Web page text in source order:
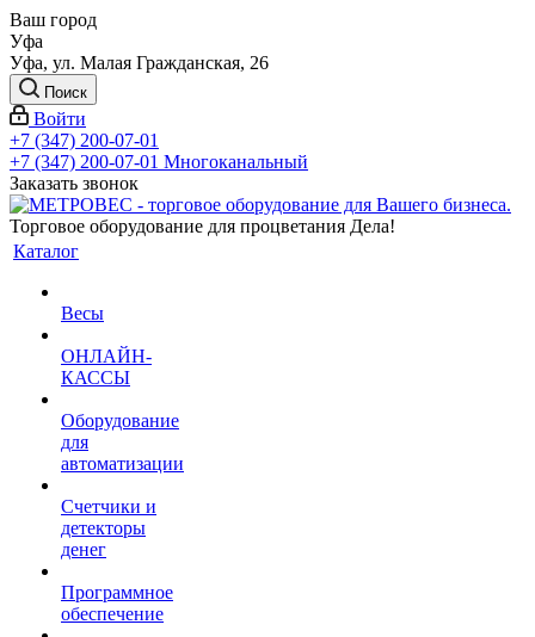
Ваш город
Уфа
Уфа, ул. Малая Гражданская, 26
Поиск
Войти
+7 (347) 200-07-01
+7 (347) 200-07-01 Многоканальный
Заказать звонок
Торговое оборудование для процветания Дела!
Каталог
Весы
ОНЛАЙН-
КАССЫ
Оборудование
для
автоматизации
Счетчики и
детекторы
денег
Программное
обеспечение